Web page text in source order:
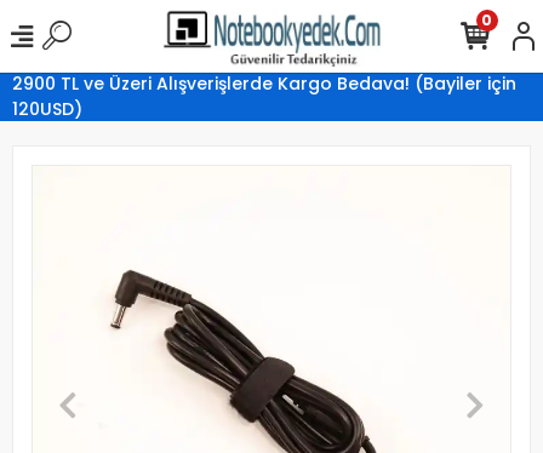
2900 TL ve Üzeri Alışverişlerde Kargo Bedava! (Bayiler için
120USD)
0